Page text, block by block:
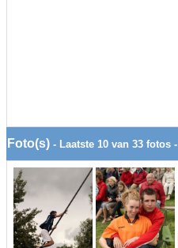
Foto(s) - Laatste 10 van 33 fotos -